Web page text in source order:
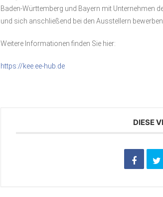
Baden-Württemberg und Bayern mit Unternehmen
und sich anschließend bei den Ausstellern bewerben
Weitere Informationen finden Sie hier:
https://kee.ee-hub.de
DIESE